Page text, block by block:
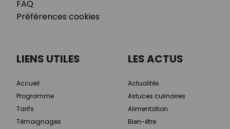
FAQ
Préférences cookies
LIENS UTILES
Accueil
Programme
Tarifs
Témoignages
LES ACTUS
Actualités
Astuces culinaires
Alimentation
Bien-être